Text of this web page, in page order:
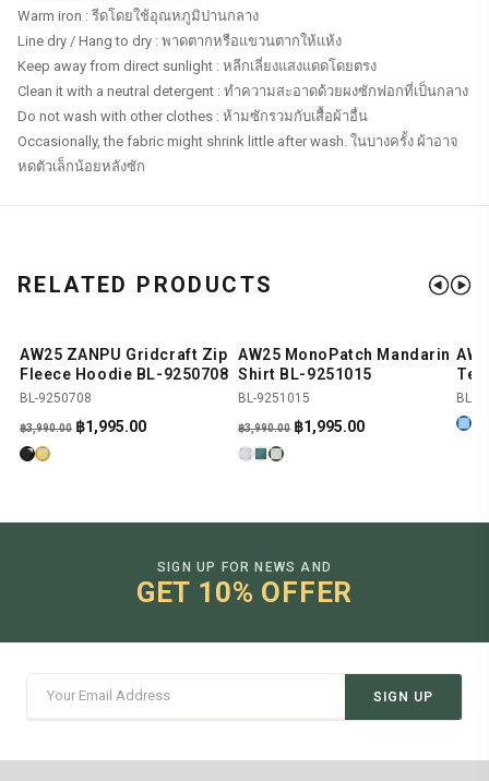
Warm iron : รีดโดยใช้อุณหภูมิปานกลาง
Line dry / Hang to dry : พาดตากหรือแขวนตากให้แห้ง
Keep away from direct sunlight : หลีกเลี่ยงแสงแดดโดยตรง
Clean it with a neutral detergent : ทำความสะอาดด้วยผงซักฟอกที่เป็นกลาง
Do not wash with other clothes : ห้ามซักรวมกับเสื้อผ้าอื่น
Occasionally, the fabric might shrink little after wash. ในบางครั้ง ผ้าอาจ
หดตัวเล็กน้อยหลังซัก
RELATED PRODUCTS
-50% SHOP NOW
AW25 ZANPU Gridcraft Zip
Fleece Hoodie BL-9250708
BL-9250708
฿3,990.00 Original
฿1,995.00Current
-50% SHOP NOW
AW25 MonoPatch Mandarin
Shirt BL-9251015
BL-9251015
฿3,990.00 Original
฿1,995.00Current
BL-
SIGN UP FOR NEWS AND
GET 10% OFFER
SIGN UP